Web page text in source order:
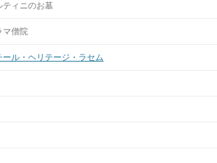
ティニのお墓
マ僧院
ル・ヘリテージ・ラセム